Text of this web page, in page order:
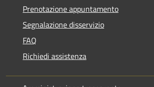
Prenotazione appuntamento
Segnalazione disservizio
FAQ
Richiedi assistenza